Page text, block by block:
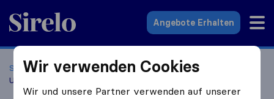
Sirelo.at
Angebote Erhalten
Startseite Umzugsfirmen Umzugsfirmen Pirka
Umzug- u. Transport GmbH
Wir verwenden Cookies
Wir und unsere Partner verwenden auf unserer